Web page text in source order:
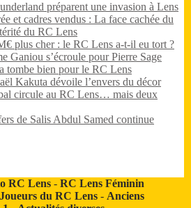
préparent une invasion à Lens
et cadres vendus : La face cachée du
du RC Lens
plus cher : le RC Lens a-t-il eu tort ?
Ganiou s’écroule pour Pierre Sage
tombe bien pour le RC Lens
Kakuta dévoile l’envers du décor
circule au RC Lens… mais deux
de Salis Abdul Samed continue
RC Lens -RC Lens Féminin
Joueurs du RC Lens- Anciens